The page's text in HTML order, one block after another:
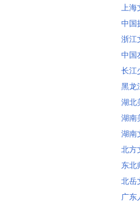
上海
中国
浙江
中国
长江
黑龙
湖北
湖南
湖南
北方
东北
北岳
广东